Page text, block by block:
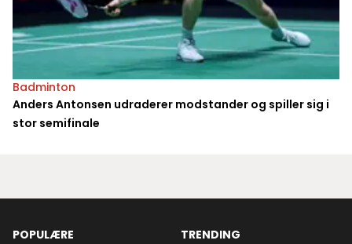
Badminton
Anders Antonsen udraderer modstander og spiller sig i
stor semifinale
POPULÆRE
TRENDING